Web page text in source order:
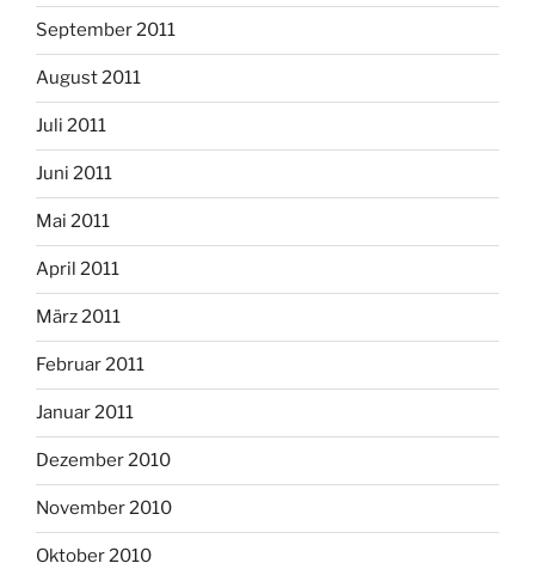
September 2011
August 2011
Juli 2011
Juni 2011
Mai 2011
April 2011
März 2011
Februar 2011
Januar 2011
Dezember 2010
November 2010
Oktober 2010